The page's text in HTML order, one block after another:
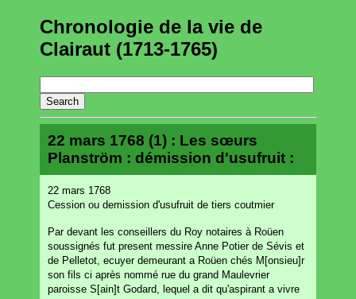
Chronologie de la vie de
Clairaut (1713-1765)
22 mars 1768 (1) : Les sœurs
Planström : démission d'usufruit :
22 mars 1768
Cession ou demission d'usufruit de tiers coutmier
Par devant les conseillers du Roy notaires à Roüen
soussignés fut present messire Anne Potier de Sévis et
de Pelletot, ecuyer demeurant a Roüen chés M[onsieu]r
son fils ci après nommé rue du grand Maulevrier
paroisse S[ain]t Godard, lequel a dit qu'aspirant a vivre